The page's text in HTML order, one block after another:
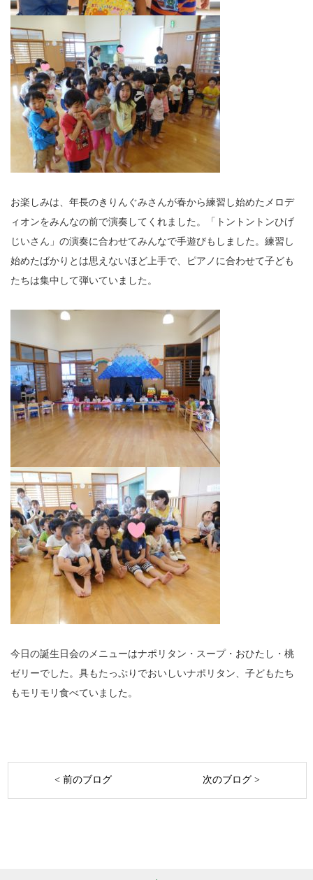
お楽しみは、年長のきりんぐみさんが春から練習し始めたメロデ
ィオンをみんなの前で演奏してくれました。「トントントンひげ
じいさん」の演奏に合わせてみんなで手遊びもしました。練習し
始めたばかりとは思えないほど上手で、ピアノに合わせて子ども
たちは集中して弾いていました。
今日の誕生日会のメニューはナポリタン・スープ・おひたし・桃
ゼリーでした。具もたっぷりでおいしいナポリタン、子どもたち
もモリモリ食べていました。
< 前のブログ 次のブログ >